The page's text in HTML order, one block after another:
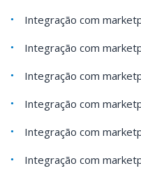
Integração com
Integração com
Integração com
Integração com
Integração com
Integração com